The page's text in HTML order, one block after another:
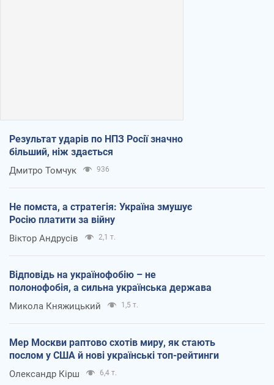
Результат ударів по НПЗ Росії значно
більший, ніж здається
Дмитро Томчук 936
Не помста, а стратегія: Україна змушує
Росію платити за війну
Віктор Андрусів 2,1 т.
Відповідь на українофобію – не
полонофобія, а сильна українська держава
Микола Княжицький 1,5 т.
Мер Москви раптово схотів миру, як стають
послом у США й нові українські топ-рейтинги
Олександр Кірш 6,4 т.